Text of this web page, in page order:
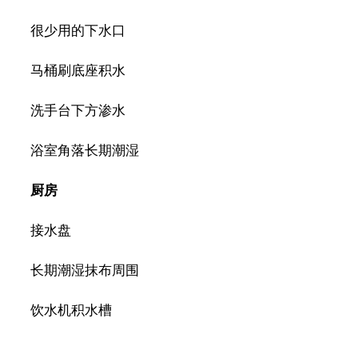
很少用的下水口
马桶刷底座积水
洗手台下方渗水
浴室角落长期潮湿
厨房
接水盘
长期潮湿抹布周围
饮水机积水槽